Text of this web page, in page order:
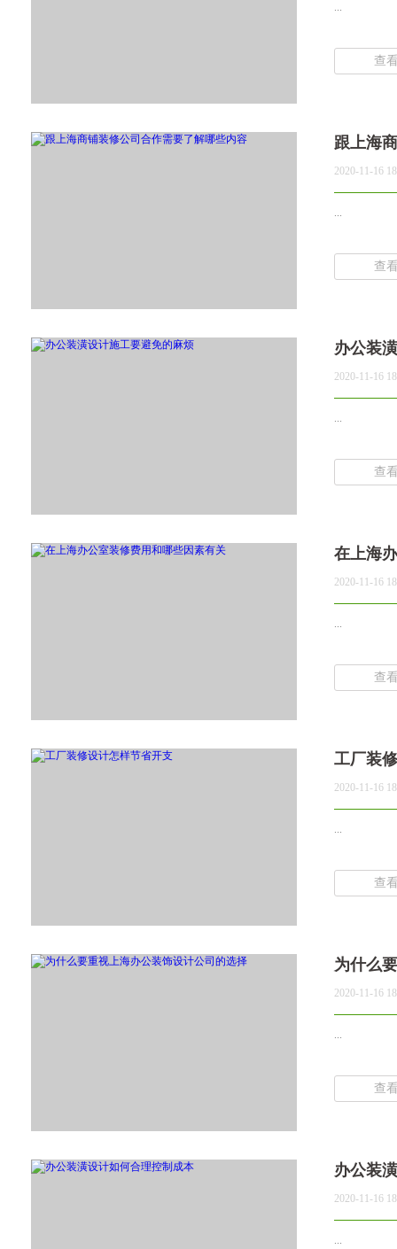
...
查
跟上海
2020-11-16
...
查
办公装
2020-11-16
...
查
在上海
2020-11-16
...
查
工厂装
2020-11-16
...
查
为什么
2020-11-16
...
查
办公装
2020-11-16
...